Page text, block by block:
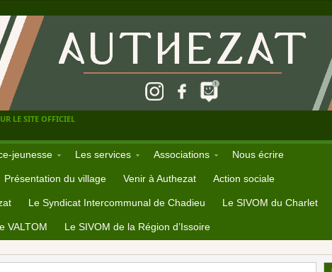
LE SITE OFFICIEL
jeunesse Les services Associations Nous écrire
Présentation du village Venir à Authezat Action sociale
Le Syndicat Intercommunal de Chadieu Le SIVOM du Charlet
VALTOM Le SIVOM de la Région d’Issoire